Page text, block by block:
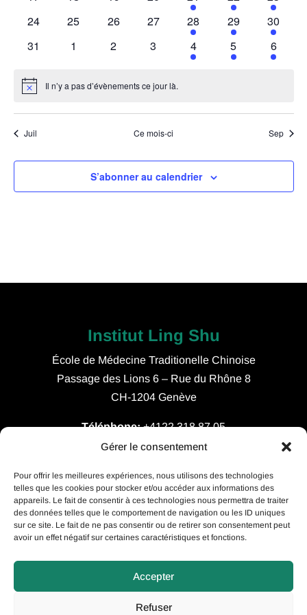
Gérer le consentement
Pour offrir les meilleures expériences, nous utilisons des technologies
telles que les cookies pour stocker et/ou accéder aux informations des
appareils. Le fait de consentir à ces technologies nous permettra de traiter
des données telles que le comportement de navigation ou les ID uniques
sur ce site. Le fait de ne pas consentir ou de retirer son consentement peut
avoir un effet négatif sur certaines caractéristiques et fonctions.
Accepter
Refuser
évènementsévènementévènement
0
24
0
25
0
26
0
évènements
27
1
évènement
28
1
évènement
29
1
30
0
31
0
1
0
2
0
évènements
3
1
évènement
4
1
évènement
5
1
6
Notice Il n’y a pas d’évènements ce jour là.
Juil Ce mois-ci Sep
S’abonner au calendrier
Institut Ling Shu
École de Médecine Traditionelle Chinoise
Passage des Lions 6 – Rue du Rhône 8
CH-1204 Genève
Téléphone: +4122 318 87 05
lundi à vendredi 08h00 – 18h30
Certifications
Politique de confidentialité